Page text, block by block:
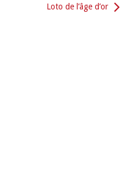
Loto de l’âge d’or